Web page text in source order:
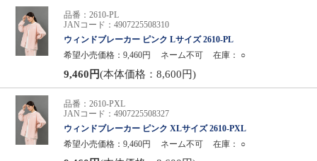
品番：2610-PL
JANコード：4907225508310
ウィンドブレーカー ピンク Lサイズ 2610-PL
希望小売価格：9,460円
ネーム不可 在庫： ○
9,460円(本体価格：8,600円)
品番：2610-PXL
JANコード：4907225508327
ウィンドブレーカー ピンク XLサイズ 2610-PXL
希望小売価格：9,460円
ネーム不可 在庫： ○